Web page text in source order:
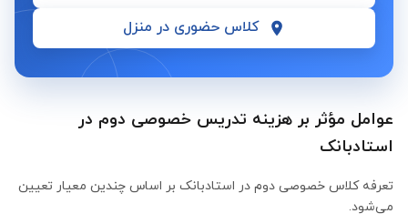
کلاس حضوری در منزل
عوامل مؤثر بر هزینه تدریس خصوصی دوم در
استادبانک
تعرفه کلاس خصوصی دوم در استادبانک بر اساس چندین معیار تعیین
می‌شود.